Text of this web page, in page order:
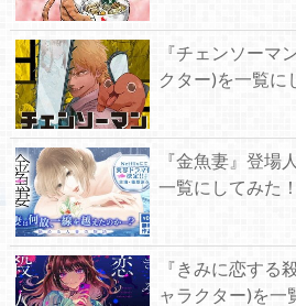
『チェンソーマ
クター)を一覧に
『金魚妻』登場
一覧にしてみた！
『きみに恋する
ャラクター)を一